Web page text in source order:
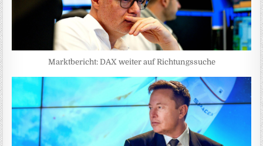
Marktbericht: DAX weiter auf Richtungssuche